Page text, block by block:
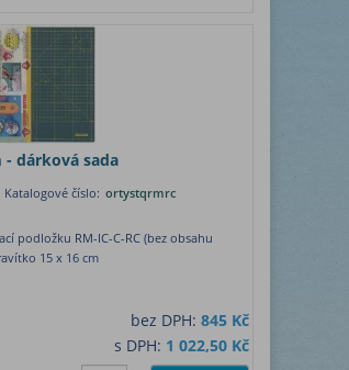
- dárková sada
Katalogové číslo: ortystqrmrc
podložku RM-IC-C-RC (bez obsahu
15 x 16 cm
bez DPH: 845 Kč
s DPH: 1 022,50 Kč